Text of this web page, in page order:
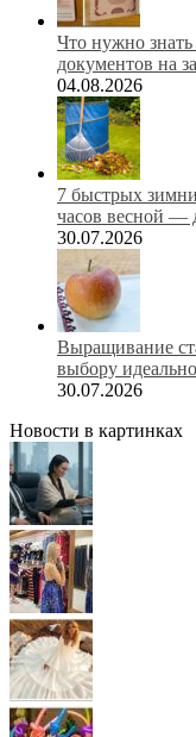
Что нужно
документов на
04.08.2026
7 быстрых
часов весной —
30.07.2026
Выращивание
выбору
30.07.2026
Новости в картинках